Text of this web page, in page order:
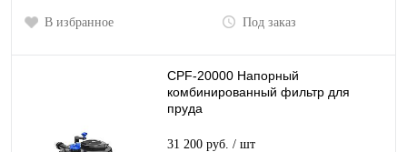
В избранное Под заказ
CPF-20000 Напорный
комбинированный фильтр для
пруда
31 200 руб. / шт